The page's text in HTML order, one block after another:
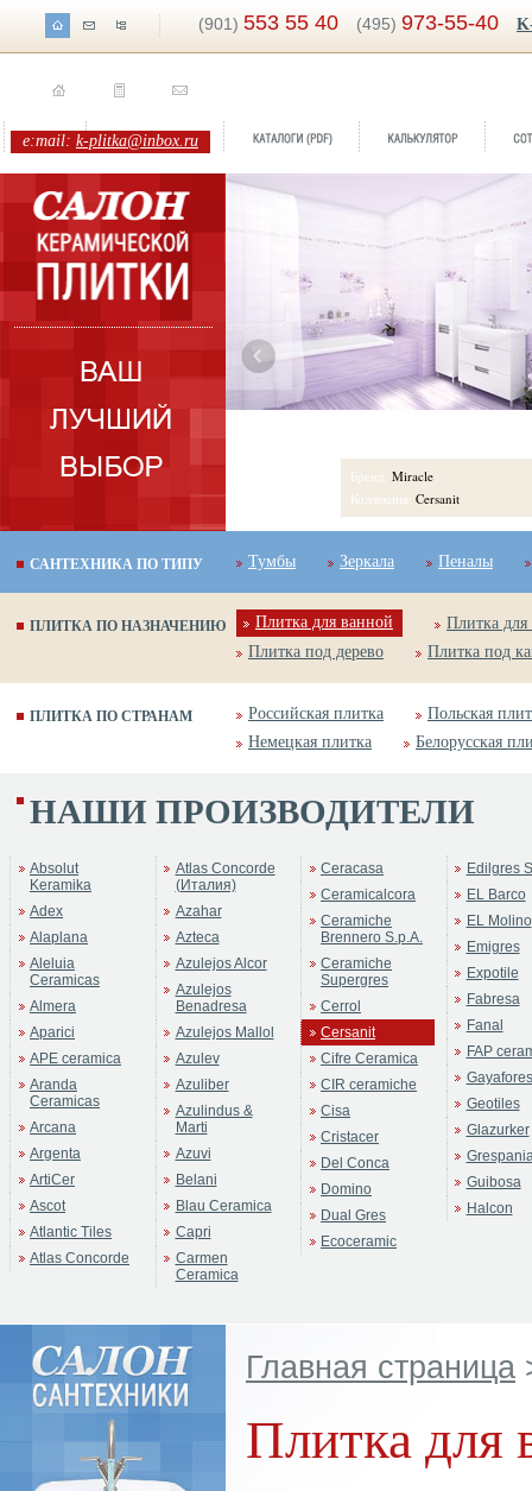
(901) 553 55 40 (495) 973-55-40
e:mail: k-plitka@inbox.ru
Miracle
САНТЕХНИКА ПО ТИПУ Тумбы Зеркала Пеналы
ПЛИТКА ПО НАЗНАЧЕНИЮ Плитка для ванной
Плитка для
Плитка под дерево
Плитка под
ПЛИТКА ПО СТРАНАМ Российская плитка
Польская
Немецкая плитка
Белорусская
НАШИ ПРОИЗВОДИТЕЛИ
Absolut
Keramika
Adex
Alaplana
Aleluia
Ceramicas
Almera
Aparici
APE ceramica
Aranda
Ceramicas
Arcana
Argenta
ArtiCer
Ascot
Atlantic Tiles
Atlas Concorde
Atlas Concorde
(Италия)
Azahar
Azteca
Azulejos Alcor
Azulejos
Benadresa
Azulejos Mallol
Azulev
Azuliber
Azulindus &
Marti
Azuvi
Belani
Blau Ceramica
Capri
Carmen
Ceramica
Ceracasa
Ceramicalcora
Ceramiche
Brennero S.p.A.
Ceramiche
Supergres
Cerrol
Cersanit
Cifre Ceramica
CIR ceramiche
Cisa
Cristacer
Del Conca
Domino
Dual Gres
Ecoceramic
Edilgres
EL Barco
EL Molino
Emigres
Expotile
Fabresa
Fanal
FAP
Gayafores
Geotiles
Glazurker
Guibosa
Halcon
Главная страница
Плитка для